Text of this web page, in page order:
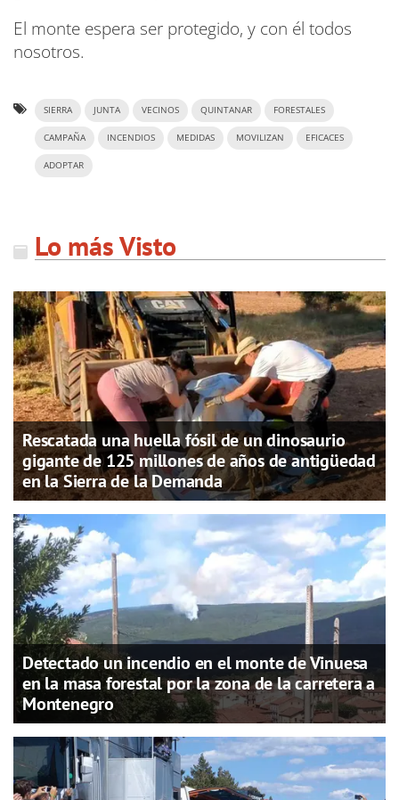
El monte espera ser protegido, y con él todos
nosotros.
SIERRA JUNTA VECINOS QUINTANAR FORESTALES
CAMPAÑA INCENDIOS MEDIDAS MOVILIZAN EFICACES
ADOPTAR
Lo más Visto
Rescatada una huella fósil de un dinosaurio
gigante de 125 millones de años de antigüedad
en la Sierra de la Demanda
Detectado un incendio en el monte de Vinuesa
en la masa forestal por la zona de la carretera a
Montenegro